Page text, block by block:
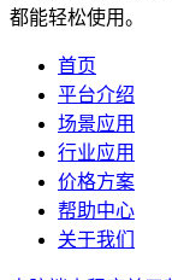
都能轻松使用。
首页
平台介绍
场景应用
行业应用
价格方案
帮助中心
关于我们